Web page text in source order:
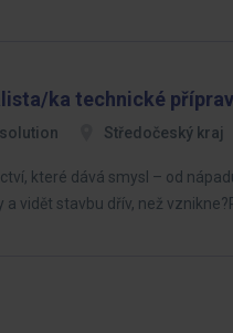
ka technické
solution Středočeský kraj
které dává smysl – od
a vidět stavbu dřív, než